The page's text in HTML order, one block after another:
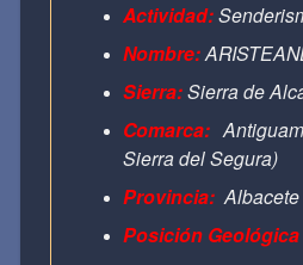
Actividad:
Nombre:
Sierra:Sierra de
Comarca:
Sierra del Segura)
Provincia: Albacete
Posición